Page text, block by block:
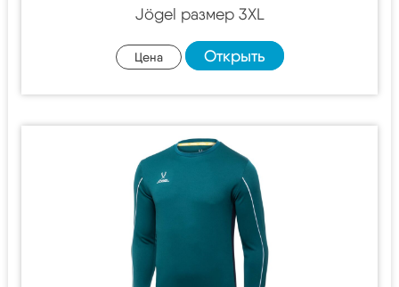
Jögel размер 3XL
Цена Открыть